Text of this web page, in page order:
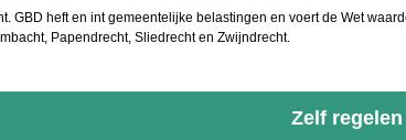
GBD heft en int gemeentelijke belastingen en voert de Wet
Papendrecht, Sliedrecht en Zwijndrecht.
Zelf regelen